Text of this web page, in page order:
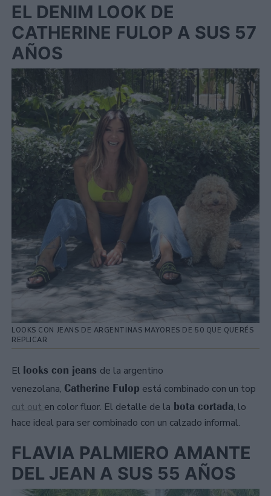
EL DENIM LOOK DE
CATHERINE FULOP A SUS 57
AÑOS
LOOKS CON JEANS DE ARGENTINAS MAYORES DE 50 QUE QUERÉS
REPLICAR
El looks con jeans de la argentino
venezolana, Catherine Fulop está combinado con un top
cut out en color fluor. El detalle de la bota cortada, lo
hace ideal para ser combinado con un calzado informal.
FLAVIA PALMIERO AMANTE
DEL JEAN A SUS 55 AÑOS